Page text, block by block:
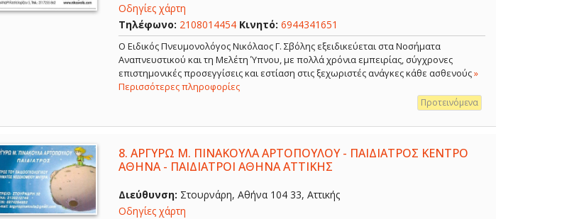
Οδηγίες χάρτη
Τηλέφωνο: 2108014454 Κινητό: 6944341651
O Ειδικός Πνευμονολόγος Νικόλαος Γ. Σβόλης εξειδικεύεται στα Νοσήματα
Αναπνευστικού και τη Μελέτη Ύπνου, με πολλά χρόνια εμπειρίας, σύγχρονες
επιστημονικές προσεγγίσεις και εστίαση στις ξεχωριστές ανάγκες κάθε ασθενούς»
Περισσότερες πληροφορίες
Προτεινόμενα
8. ΑΡΓΥΡΩ Μ. ΠΙΝΑΚΟΥΛΑ ΑΡΤΟΠΟΥΛΟΥ - ΠΑΙΔΙΑΤΡΟΣ ΚΕΝΤΡΟ
ΑΘΗΝΑ - ΠΑΙΔΙΑΤΡΟΙ ΑΘΗΝΑ ΑΤΤΙΚΗΣ
Διεύθυνση: Στουρνάρη, Αθήνα 104 33, Αττικής
Οδηγίες χάρτη